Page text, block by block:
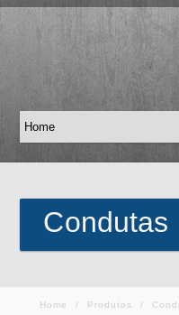
Condutas
Home / Produtos /